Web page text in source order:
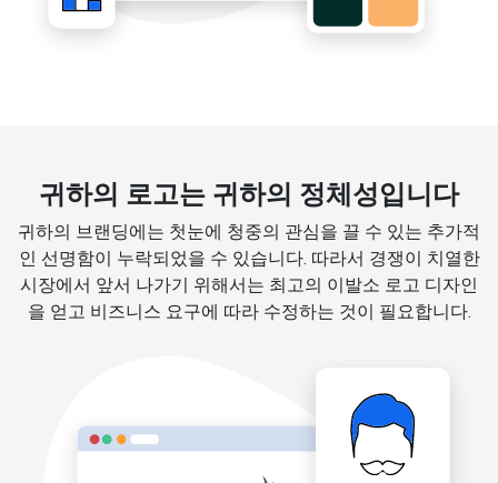
귀하의 로고는 귀하의 정체성입니다
귀하의 브랜딩에는 첫눈에 청중의 관심을 끌 수 있는 추가적
인 선명함이 누락되었을 수 있습니다. 따라서 경쟁이 치열한
시장에서 앞서 나가기 위해서는 최고의 이발소 로고 디자인
을 얻고 비즈니스 요구에 따라 수정하는 것이 필요합니다.